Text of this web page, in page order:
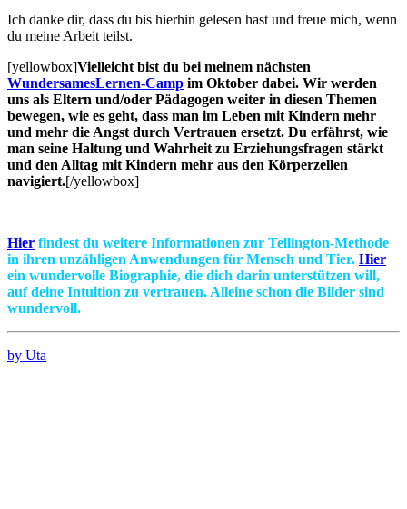
Ich danke dir, dass du bis hierhin gelesen hast und freue mich, wenn
du meine Arbeit teilst.
[yellowbox]Vielleicht bist du bei meinem nächsten
WundersamesLernen-Camp im Oktober dabei. Wir werden
uns als Eltern und/oder Pädagogen weiter in diesen Themen
bewegen, wie es geht, dass man im Leben mit Kindern mehr
und mehr die Angst durch Vertrauen ersetzt. Du erfährst, wie
man seine Haltung und Wahrheit zu Erziehungsfragen stärkt
und den Alltag mit Kindern mehr aus den Körperzellen
navigiert.[/yellowbox]
Hier findest du weitere Informationen zur Tellington-Methode
in ihren unzähligen Anwendungen für Mensch und Tier. Hier
ein wundervolle Biographie, die dich darin unterstützen will,
auf deine Intuition zu vertrauen. Alleine schon die Bilder sind
wundervoll.
by Uta